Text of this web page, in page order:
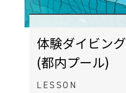
体験ダイビング
(都内プール)
LESSON